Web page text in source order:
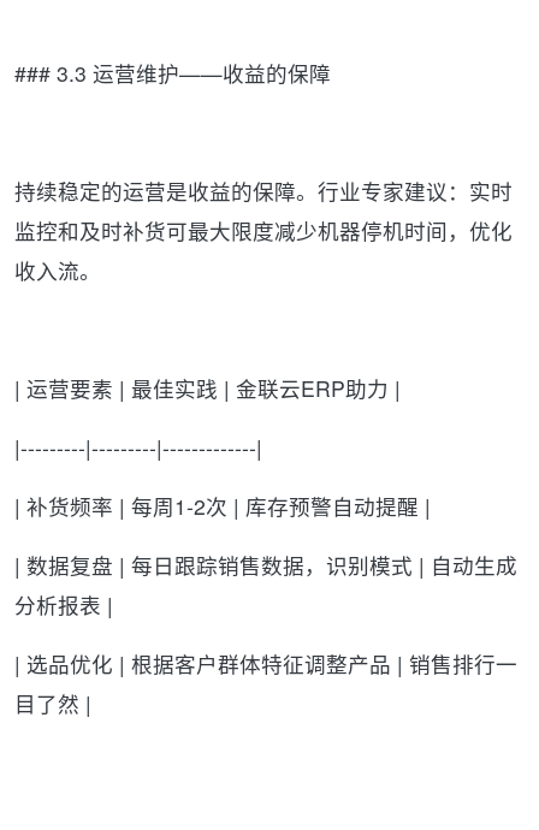
### 3.3 运营维护——收益的保障
持续稳定的运营是收益的保障。行业专家建议：实时
监控和及时补货可最大限度减少机器停机时间，优化
收入流。
| 运营要素 | 最佳实践 | 金联云ERP助力 |
|---------|---------|-------------|
| 补货频率 | 每周1-2次 | 库存预警自动提醒 |
| 数据复盘 | 每日跟踪销售数据，识别模式 | 自动生成
分析报表 |
| 选品优化 | 根据客户群体特征调整产品 | 销售排行一
目了然 |